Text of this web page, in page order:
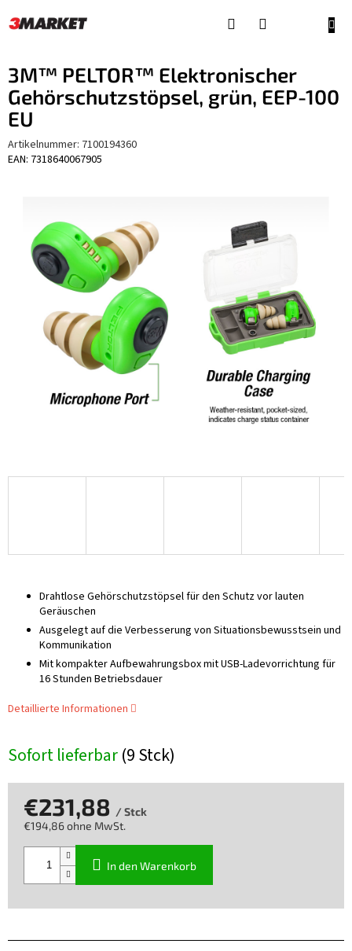
Inhalt
3M™ PELTOR™ Elektronischer
Gehörschutzstöpsel, grün, EEP-100
EU
Artikelnummer: 7100194360
EAN: 7318640067905
Sofort lieferbar(9 Stck)
Drahtlose Gehörschutzstöpsel für den Schutz vor lauten
Geräuschen
Ausgelegt auf die Verbesserung von Situationsbewusstsein und
Kommunikation
Mit kompakter Aufbewahrungsbox mit USB-Ladevorrichtung für
16 Stunden Betriebsdauer
Detaillierte Informationen
€231,88 / Stck
€194,86 ohne MwSt.
In den Warenkorb